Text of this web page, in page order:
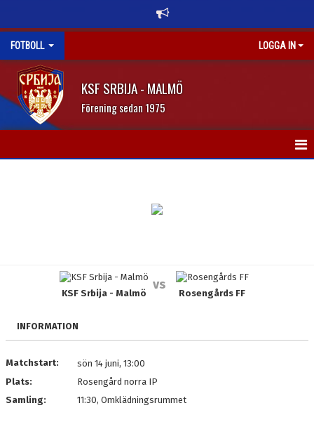
FOTBOLL LOGGA IN
KSF SRBIJA - MALMÖ
Förening sedan 1975
KONTAKT
KSF Srbija - Malmö
vs
Rosengårds FF
INFORMATION
Matchstart:
sön 14 juni, 13:00
Plats:
Rosengård norra IP
Samling:
11:30, Omklädningsrummet